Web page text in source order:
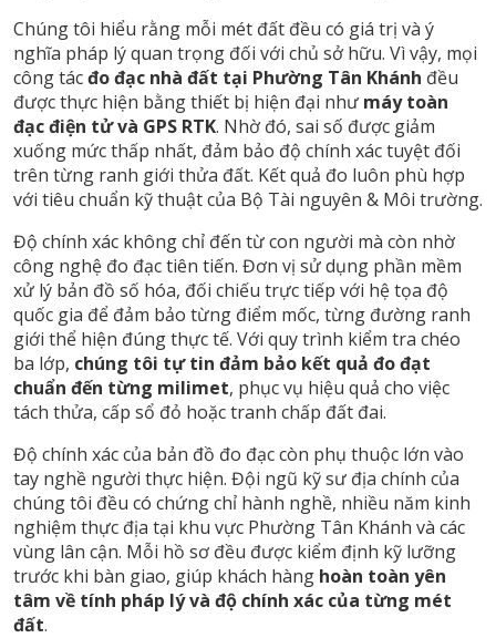
Chúng tôi hiểu rằng mỗi mét đất đều có giá trị và ý
nghĩa pháp lý quan trọng đối với chủ sở hữu. Vì vậy, mọi
công tácđo đạc nhà đất tại Phường Tân Khánh đều
được thực hiện bằng thiết bị hiện đại như máy toàn
đạc điện tử và GPS RTK. Nhờ đó, sai số được giảm
xuống mức thấp nhất, đảm bảo độ chính xác tuyệt đối
trên từng ranh giới thửa đất. Kết quả đo luôn phù hợp
với tiêu chuẩn kỹ thuật của Bộ Tài nguyên & Môi trường.
Độ chính xác không chỉ đến từ con người mà còn nhờ
công nghệ đo đạc tiên tiến. Đơn vị sử dụng phần mềm
xử lý bản đồ số hóa, đối chiếu trực tiếp với hệ tọa độ
quốc gia để đảm bảo từng điểm mốc, từng đường ranh
giới thể hiện đúng thực tế. Với quy trình kiểm tra chéo
ba lớp, chúng tôi tự tin đảm bảo kết quả đo đạt
chuẩn đến từng milimet, phục vụ hiệu quả cho việc
tách thửa, cấp sổ đỏ hoặc tranh chấp đất đai.
Độ chính xác của bản đồ đo đạc còn phụ thuộc lớn vào
tay nghề người thực hiện. Đội ngũ kỹ sư địa chính của
chúng tôi đều có chứng chỉ hành nghề, nhiều năm kinh
nghiệm thực địa tại khu vực Phường Tân Khánh và các
vùng lân cận. Mỗi hồ sơ đều được kiểm định kỹ lưỡng
trước khi bàn giao, giúp khách hàng hoàn toàn yên
tâm về tính pháp lý và độ chính xác của từng mét
đất.